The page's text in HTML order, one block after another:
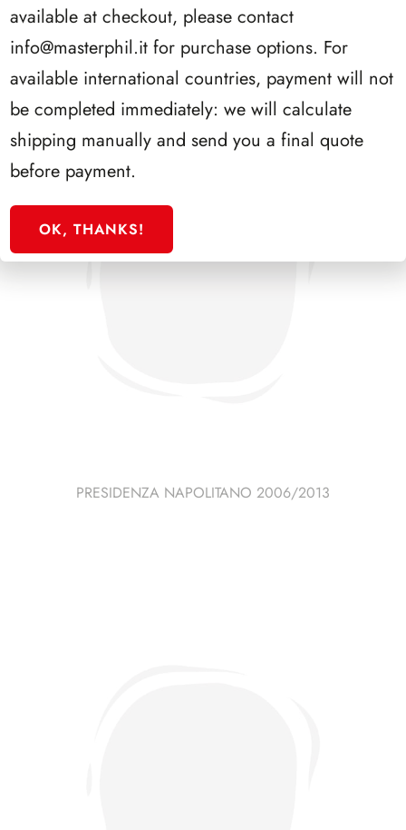
PRESIDENZA NAPOLITANO 2006/2013
available at checkout, please contact
info@masterphil.it for purchase options. For
available international countries, payment will not
be completed immediately: we will calculate
shipping manually and send you a final quote
before payment.
OK, THANKS!